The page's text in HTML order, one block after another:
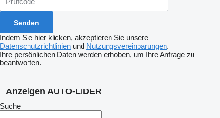
Indem Sie hier klicken, akzeptieren Sie unsere
Datenschutzrichtlinien und Nutzungsvereinbarungen.
Ihre persönlichen Daten werden erhoben, um Ihre Anfrage zu
beantworten.
Anzeigen AUTO-LIDER
Suche